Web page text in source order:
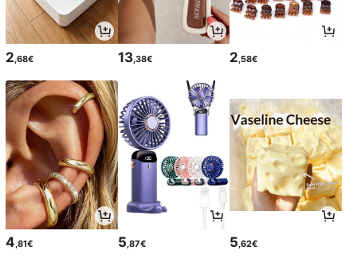
2 ,68€ 13,38€ 2 ,58€
4,81€ 5,87€ 5,62€